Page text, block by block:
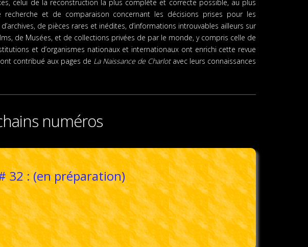
celui de la reconstruction la plus complète et correcte possible, au plus
et de comparaison concernant les décisions prises pour les
de pièces rares et inédites, d’informations introuvables ailleurs sur
de Musées, et de collections privées de par le monde, y compris celle de
et d’organismes nationaux et internationaux ont enrichi cette revue
contribué aux pages de La Naissance de Charlotavec leurs connaissances
numéros
32 : (en préparation)